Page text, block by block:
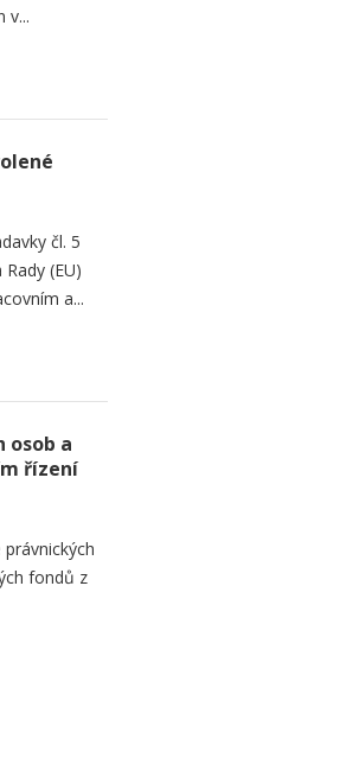
v...
čl. 5
(EU)
a...
osob a
řízení
fondů z